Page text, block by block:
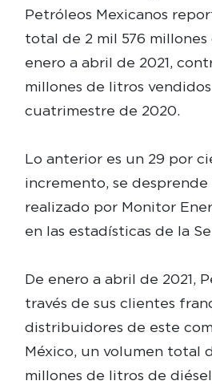
Petróleos Mexicanos
total de 2 mil 576
enero a abril de 2021,
millones de litros
cuatrimestre de 2020.
Lo anterior es un 29 por
incremento, se desprende
realizado por Monitor
en las estadísticas de la
De enero a abril de 2021,
través de sus clientes
distribuidores de este
México, un volumen total
millones de litros de